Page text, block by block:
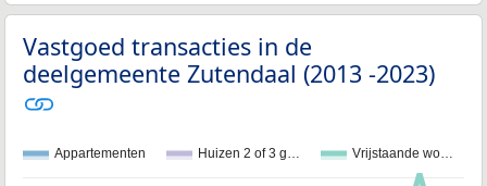
Vastgoed transacties in de
deelgemeente Zutendaal (2013 -2023)
Appartementen Huizen 2 of 3 g… Vrijstaande wo…